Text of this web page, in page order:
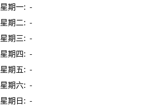
星期一: -
星期二: -
星期三: -
星期四: -
星期五: -
星期六: -
星期日: -